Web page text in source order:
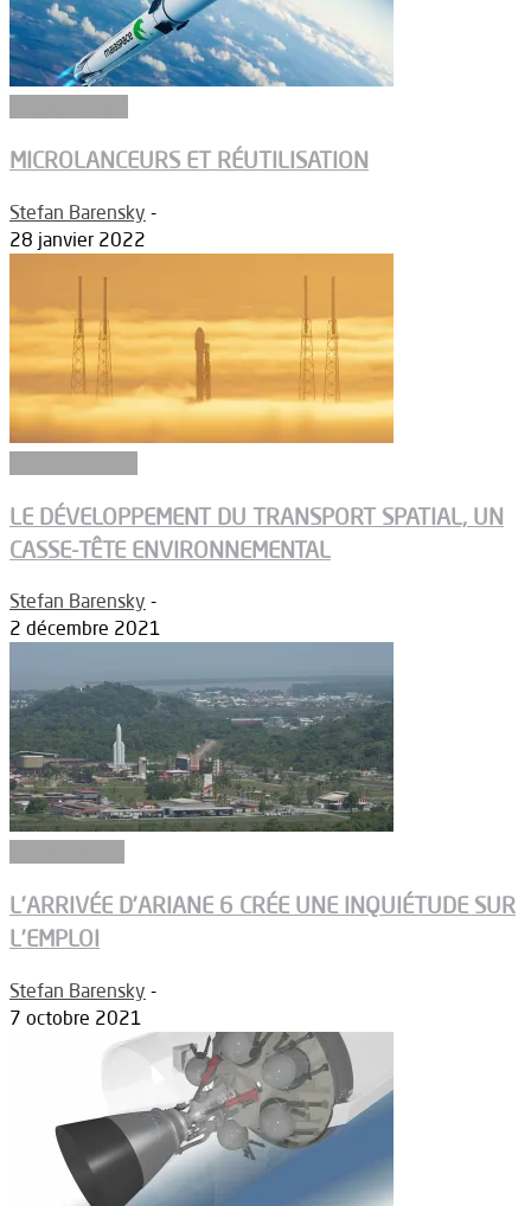
MICROLANCEURS ET RÉUTILISATION
Stefan Barensky -
28 janvier 2022
LE DÉVELOPPEMENT DU TRANSPORT SPATIAL, UN
CASSE-TÊTE ENVIRONNEMENTAL
Stefan Barensky -
2 décembre 2021
L’ARRIVÉE D’ARIANE 6 CRÉE UNE INQUIÉTUDE SUR
L’EMPLOI
Stefan Barensky -
7 octobre 2021